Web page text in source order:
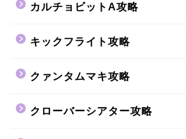
カルチョビットA攻略
キックフライト攻略
クァンタムマキ攻略
クローバーシアター攻略